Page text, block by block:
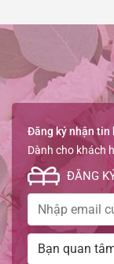
Đăng ký nhận tin
Dành cho khách
ĐĂNG